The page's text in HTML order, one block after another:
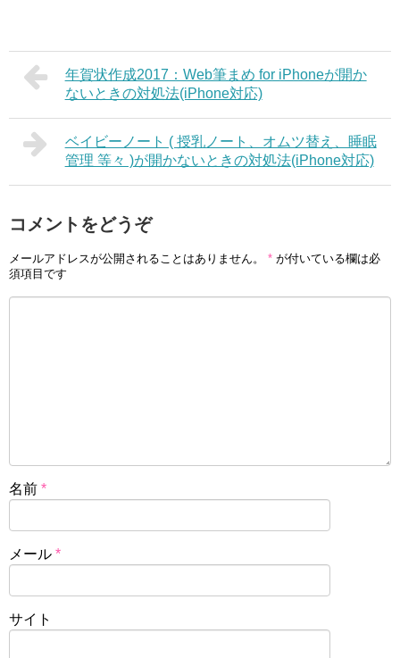
年賀状作成2017：Web筆まめ for iPhoneが開か
ないときの対処法(iPhone対応)
ベイビーノート ( 授乳ノート、オムツ替え、睡眠
管理 等々 )が開かないときの対処法(iPhone対応)
コメントをどうぞ
メールアドレスが公開されることはありません。 * が付いている欄は必
須項目です
名前 *
メール *
サイト